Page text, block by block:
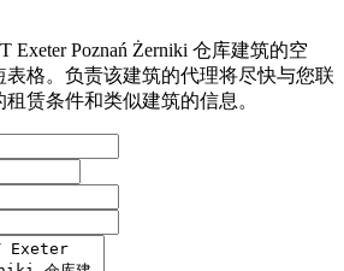
Exeter Poznań Żerniki 仓库建筑的空
格。负责该建筑的代理将尽快与您联
赁条件和类似建筑的信息。